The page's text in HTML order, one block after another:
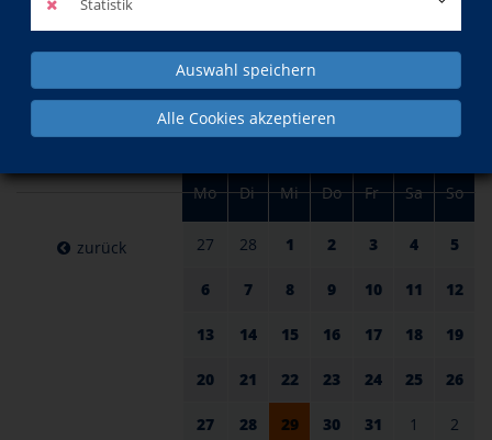
Statistik
Auswahl speichern
Alle Cookies akzeptieren
im März
Mo Di Mi Do Fr Sa So
27 28 1 2 3 4 5
6 7 8 9 10 11 12
13 14 15 16 17 18 19
20 21 22 23 24 25 26
27 28 29 30 31 1 2
am 29.
2023
zurück